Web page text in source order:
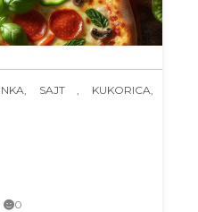
SAJT , KUKORICA,
0